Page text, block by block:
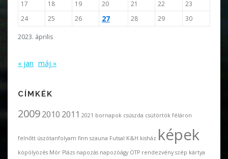
2023. április
17
18 19 20 21 22
23
24
25 26 27 28 29 30
« jan máj »
CÍMKÉK
20092010 2011 2021 bornapok csúszda csütörtök féláron
felnőtt úszótanfolyam finn szauna Futsal K&H kisház képek
köpölyözés Mór Plázs napozás napozóágy OTP rendezvény szép kártya